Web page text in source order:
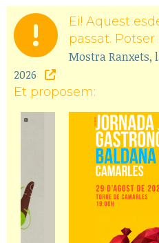
Ei! Aquest
passat.
Mostra Ranxets,
2026
Et proposem: